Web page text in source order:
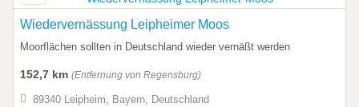
Wiedervernässung Leipheimer Moos
Moorflächen sollten in Deutschland wieder vernäßt werden
152,7 km (Entfernung von Regensburg)
89340 Leipheim, Bayern, Deutschland